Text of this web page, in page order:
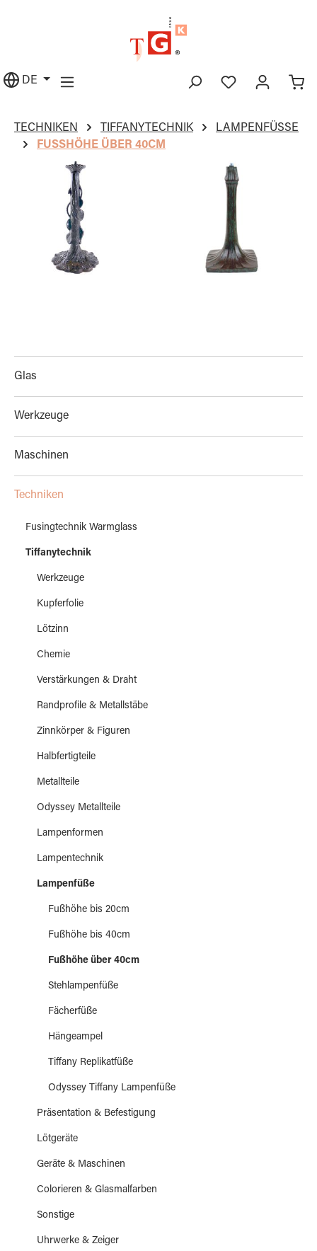
DE
TECHNIKEN TIFFANYTECHNIK
LAMPENFÜSSE
FUSSHÖHE ÜBER 40CM
Glas
Werkzeuge
Maschinen
Techniken
Fusingtechnik Warmglass
Tiffanytechnik
Werkzeuge
Kupferfolie
Lötzinn
Chemie
Verstärkungen & Draht
Randprofile & Metallstäbe
Zinnkörper & Figuren
Halbfertigteile
Metallteile
Odyssey Metallteile
Lampenformen
Lampentechnik
Lampenfüße
Fußhöhe bis 20cm
Fußhöhe bis 40cm
Fußhöhe über 40cm
Stehlampenfüße
Fächerfüße
Hängeampel
Tiffany Replikatfüße
Odyssey Tiffany Lampenfüße
Präsentation & Befestigung
Lötgeräte
Geräte & Maschinen
Colorieren & Glasmalfarben
Sonstige
Uhrwerke & Zeiger